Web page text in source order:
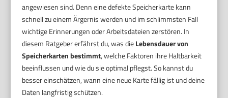
angewiesen sind. Denn eine defekte Speicherkarte kann
schnell zu einem Ärgernis werden und im schlimmsten Fall
wichtige Erinnerungen oder Arbeitsdateien zerstören. In
diesem Ratgeber erfährst du, was dieLebensdauer von
Speicherkarten bestimmt, welche Faktoren ihre Haltbarkeit
beeinflussen und wie du sie optimal pflegst. So kannst du
besser einschätzen, wann eine neue Karte fällig ist und deine
Daten langfristig schützen.